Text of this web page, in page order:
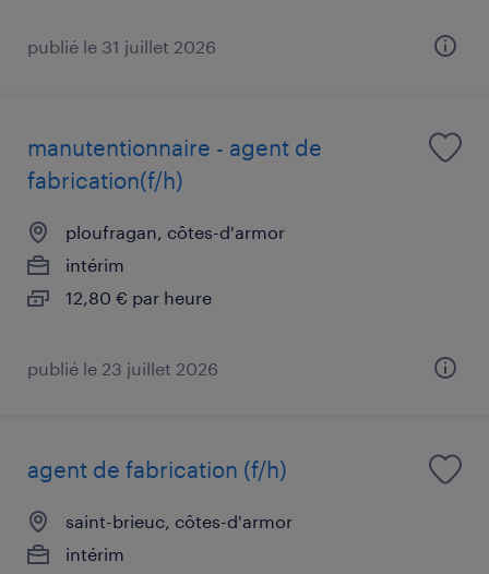
publié le 31 juillet 2026
manutentionnaire - agent de
fabrication(f/h)
ploufragan, côtes-d'armor
intérim
12,80 € par heure
publié le 23 juillet 2026
agent de fabrication (f/h)
saint-brieuc, côtes-d'armor
intérim